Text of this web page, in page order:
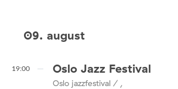
09. august
19:00 Oslo Jazz Festival
Oslo jazzfestival / ,